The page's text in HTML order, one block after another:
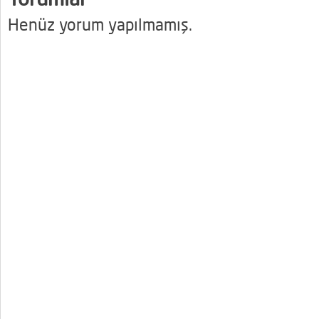
Henüz yorum yapılmamış.